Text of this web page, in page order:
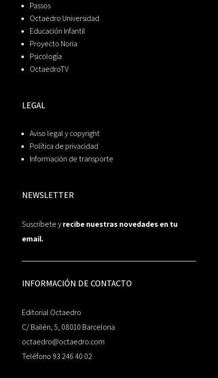
Passos
Octaedro Universidad
Educación Infantil
Proyecto Noria
Psicología
OctaedroTV
LEGAL
Aviso legal y copyright
Política de privacidad
Información de transporte
NEWSLETTER
Suscríbete yrecibe nuestras novedades en tu
email.
INFORMACIÓN DE CONTACTO
Editorial Octaedro
C/ Bailén, 5, 08010 Barcelona
octaedro@octaedro.com
Teléfono 93 246 40 02